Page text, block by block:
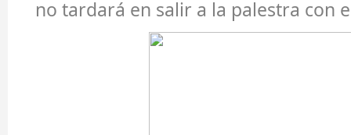
no tardará en salir a la palestra con